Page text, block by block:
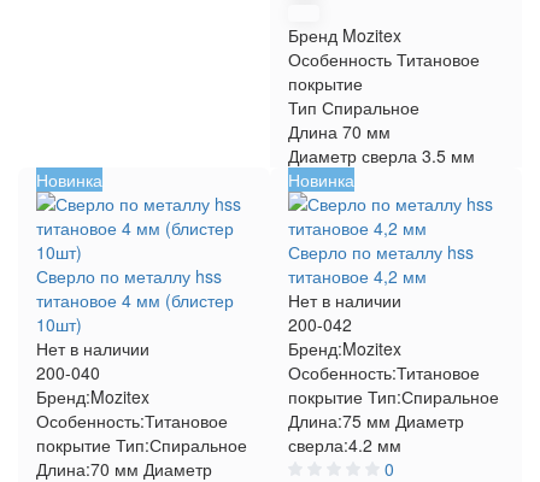
Бренд Mozitex
Особенность Титановое
покрытие
Тип Спиральное
Длина 70 мм
Диаметр сверла 3.5 мм
Новинка
Сверло по металлу hss
титановое 4 мм (блистер
10шт)
Нет в наличии
200-040
Бренд:Mozitex
Особенность:Титановое
покрытие Тип:Спиральное
Длина:70 мм Диаметр
Новинка
Сверло по металлу hss
титановое 4,2 мм
Нет в наличии
200-042
Бренд:Mozitex
Особенность:Титановое
покрытие Тип:Спиральное
Длина:75 мм Диаметр
сверла:4.2 мм
0